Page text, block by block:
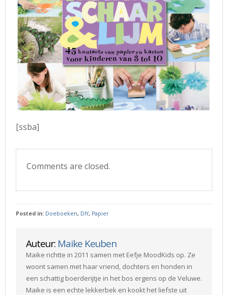
[ssba]
Comments are closed.
Posted in: Doeboeken, DIY, Papier
Auteur: Maike Keuben
Maike richtte in 2011 samen met Eefje MoodKids op. Ze
woont samen met haar vriend, dochters en honden in
een schattig boerderijtje in het bos ergens op de Veluwe.
Maike is een echte lekkerbek en kookt het liefste uit